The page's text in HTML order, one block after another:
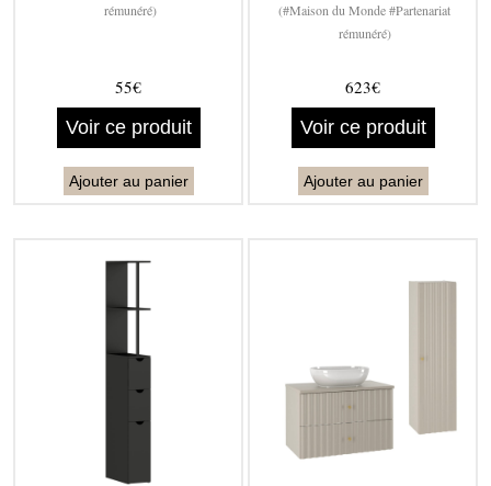
rémunéré)
55€
Voir ce produit
Ajouter au panier
(#Maison du Monde #Partenariat
rémunéré)
623€
Voir ce produit
Ajouter au panier